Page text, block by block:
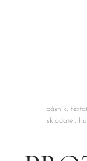
básník,
skladatel,